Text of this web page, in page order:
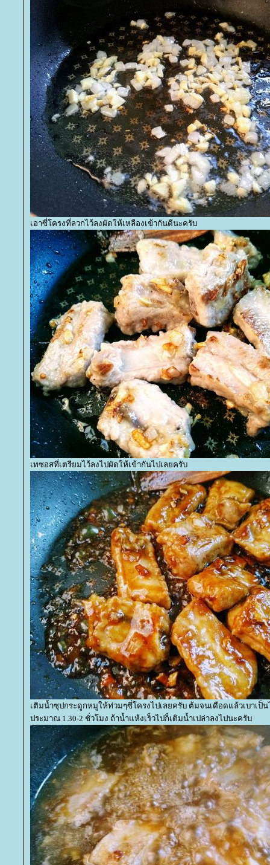
เอาซี่โครงที่ลวกไว้ลงผัดให้เหลืองเข้ากันดีนะครับ
เทซอสที่เตรียมไว้ลงไปผัดให้เข้ากันไปเลยครับ
เติมน้ำซุปกระดูกหมูให้ท่วมๆซี่โครงไปเลยครับ ต้มจนเดือดแล้วเบาเป็
ประมาณ 1.30-2 ชั่วโมง ถ้าน้ำแห้งเร็วไปก็เติมน้ำเปล่าลงไปนะครับ